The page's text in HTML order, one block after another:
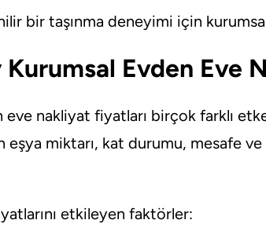
bir taşınma deneyimi için
Evden Eve
eve nakliyat fiyatları birçok farklı
eşya miktarı, kat durumu, mesafe
etkileyen faktörler: